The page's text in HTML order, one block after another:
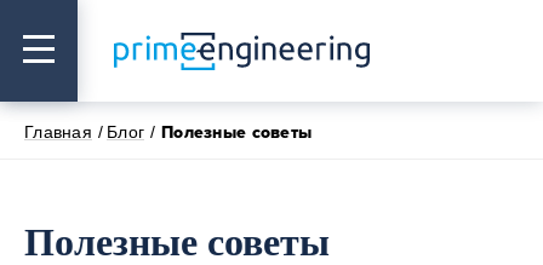
Главная Блог Полезные советы
Полезные советы